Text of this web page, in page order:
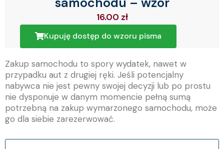
16.00 zł
Kupuję dostęp do wzoru pisma
Zakup samochodu to spory wydatek, nawet w
przypadku aut z drugiej ręki. Jeśli potencjalny
nabywca nie jest pewny swojej decyzji lub po prostu
nie dysponuje w danym momencie pełną sumą
potrzebną na zakup wymarzonego samochodu, może
go dla siebie zarezerwować.